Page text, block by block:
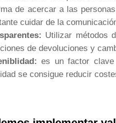
de acercar a las
cuidar de la
Utilizar métodos
de devoluciones y
es un factor
se consigue reducir